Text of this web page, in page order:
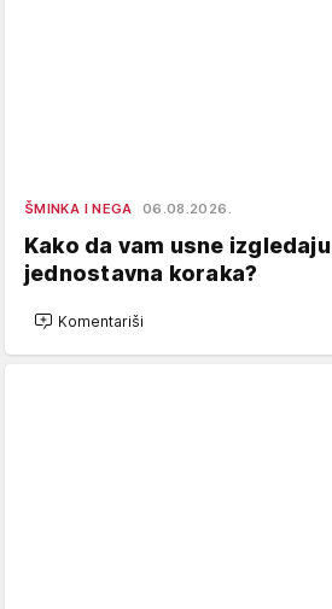
ŠMINKA I NEGA 06.08.2026.
Kako da vam usne
jednostavna koraka?
Komentariši